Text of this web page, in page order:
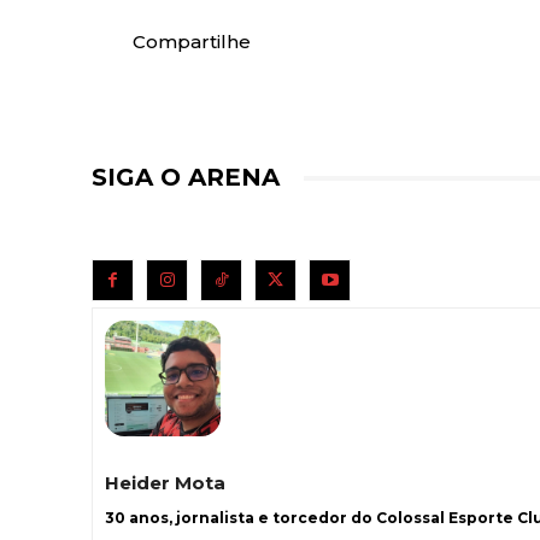
Compartilhe
SIGA O ARENA
Heider Mota
30 anos, jornalista e torcedor do Colossal Esporte